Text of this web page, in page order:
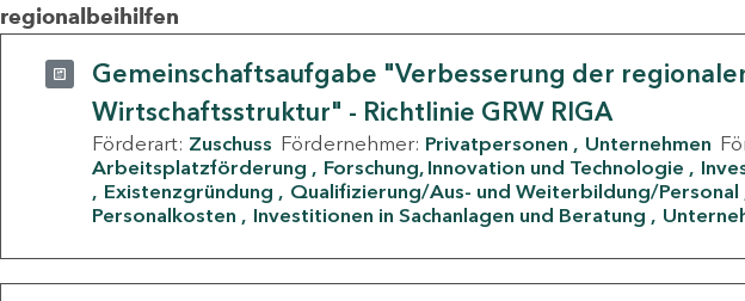
regionalbeihilfen
Gemeinschaftsaufgabe "Verbesserung der
Wirtschaftsstruktur" - Richtlinie GRW RIGA
Förderart: Zuschuss Fördernehmer: Privatpersonen Unternehmen
Arbeitsplatzförderung
Forschung, Innovation und Technologie
Existenzgründung
Qualifizierung/Aus- und Weiterbildung/Personal
Personalkosten
Investitionen in Sachanlagen und Beratung